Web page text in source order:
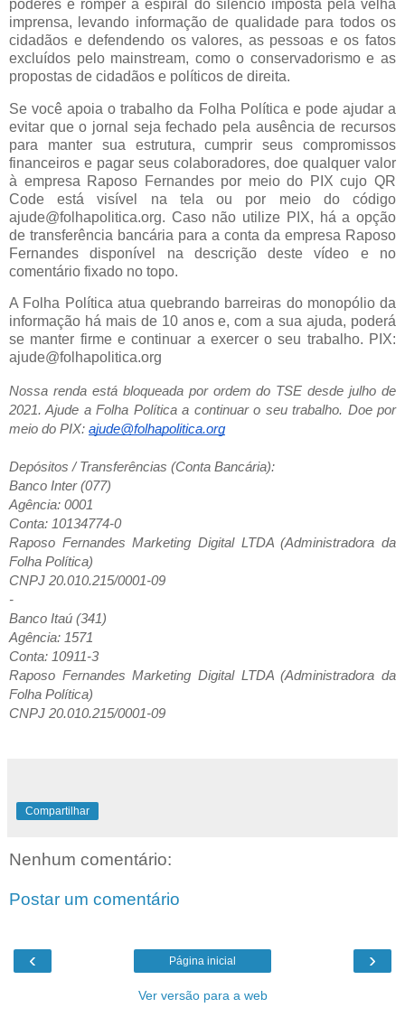
poderes e romper a espiral do silêncio imposta pela velha
imprensa, levando informação de qualidade para todos os
cidadãos e defendendo os valores, as pessoas e os fatos
excluídos pelo mainstream, como o conservadorismo e as
propostas de cidadãos e políticos de direita.
Se você apoia o trabalho da Folha Política e pode ajudar a
evitar que o jornal seja fechado pela ausência de recursos
para manter sua estrutura, cumprir seus compromissos
financeiros e pagar seus colaboradores, doe qualquer valor
à empresa Raposo Fernandes por meio do PIX cujo QR
Code está visível na tela ou por meio do código
ajude@folhapolitica.org. Caso não utilize PIX, há a opção
de transferência bancária para a conta da empresa Raposo
Fernandes disponível na descrição deste vídeo e no
comentário fixado no topo.
A Folha Política atua quebrando barreiras do monopólio da
informação há mais de 10 anos e, com a sua ajuda, poderá
se manter firme e continuar a exercer o seu trabalho. PIX:
ajude@folhapolitica.org
Nossa renda está bloqueada por ordem do TSE desde julho de
2021. Ajude a Folha Política a continuar o seu trabalho. Doe por
meio do PIX: ajude@folhapolitica.org
Depósitos / Transferências (Conta Bancária):
Banco Inter (077)
Agência: 0001
Conta: 10134774-0
Raposo Fernandes Marketing Digital LTDA (Administradora da
Folha Política)
CNPJ 20.010.215/0001-09
-
Banco Itaú (341)
Agência: 1571
Conta: 10911-3
Raposo Fernandes Marketing Digital LTDA (Administradora da
Folha Política)
CNPJ 20.010.215/0001-09
Compartilhar
Nenhum comentário:
Postar um comentário
‹ ›
Página inicial
Ver versão para a web